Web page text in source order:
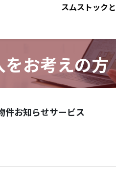
スムストック
をお考えの方
件お知らせサービス